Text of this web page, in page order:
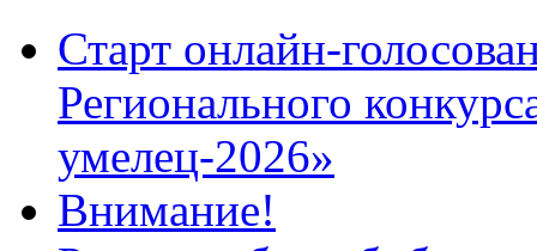
Старт онлайн-
Регионального
умелец-2026»
Внимание!